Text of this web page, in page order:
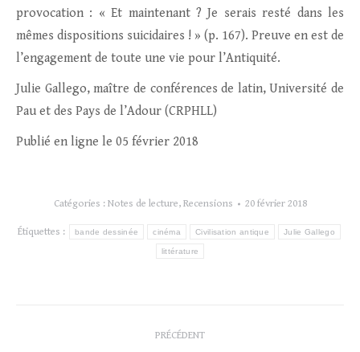
provocation : « Et maintenant ? Je serais resté dans les
mêmes dispositions suicidaires ! » (p. 167). Preuve en est de
l’engagement de toute une vie pour l’Antiquité.
Julie Gallego, maître de conférences de latin, Université de
Pau et des Pays de l’Adour (CRPHLL)
Publié en ligne le 05 février 2018
Catégories : Notes de lecture, Recensions 20 février 2018
Étiquettes : bande dessinée cinéma Civilisation antique Julie Gallego
littérature
PRÉCÉDENT